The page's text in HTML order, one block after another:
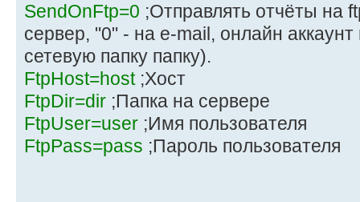
SendOnFtp=0 ;Отправлять отчёты на
сервер, "0" - на e-mail, онлайн
сетевую папку папку).
FtpHost=host;Хост
FtpDir=dir ;Папка на сервере
FtpUser=user ;Имя пользователя
FtpPass=pass ;Пароль пользователя